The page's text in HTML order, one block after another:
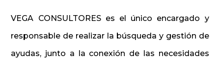
VEGA CONSULTORES es el único encargado y
responsable de realizar la búsqueda y gestión de
ayudas, junto a la conexión de las necesidades